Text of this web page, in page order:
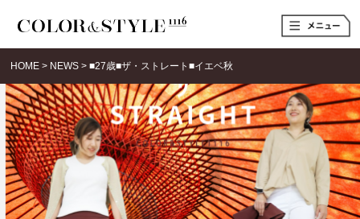
t
o
e
n
a
v
i
a
t
i
o
n
HOME > NEWS >■27歳■ザ・ストレート■イエベ秋